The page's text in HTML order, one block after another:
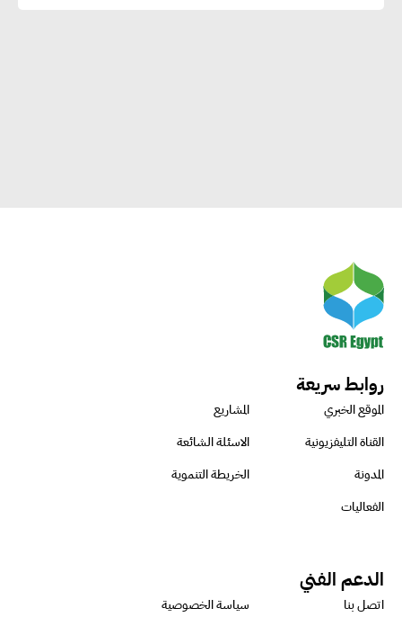
روابط سريعة
الموقع الخبري
المشاريع
القناة التليفزيونية
الاسئلة الشائعة
المدونة
الخريطة التنموية
الفعاليات
الدعم الفني
اتصل بنا سياسة الخصوصية